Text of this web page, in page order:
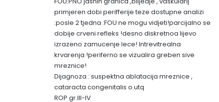
o
:
primjeren dobi perifferije teze dostupne analizi
:posle 2 tjedna :FOU ne mogu vidjeti!parcijalno se
dobije crveni refleks !desno diskretnoa lijevo
izrazeno zamucenje lece! Intrevitrealna
krvarenja !periferno se vizualira greben sive
mreznice!
Dijagnoza : suspektna ablatacija mreznice ,
cataracta congenitalis o.utq
ROP gr.III-IV